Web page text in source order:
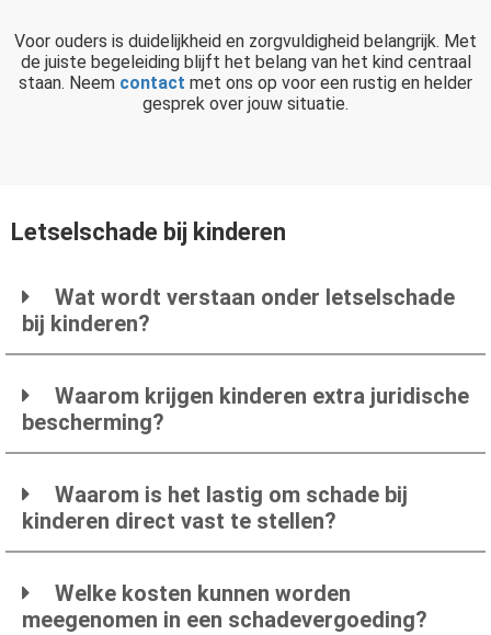
Voor ouders is duidelijkheid en zorgvuldigheid belangrijk. Met
de juiste begeleiding blijft het belang van het kind centraal
staan. Neem contact met ons op voor een rustig en helder
gesprek over jouw situatie.
Letselschade bij kinderen
Wat wordt verstaan onder letselschade
bij kinderen?
Waarom krijgen kinderen extra juridische
bescherming?
Waarom is het lastig om schade bij
kinderen direct vast te stellen?
Welke kosten kunnen worden
meegenomen in een schadevergoeding?